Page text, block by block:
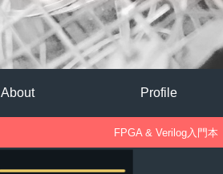
About Profile
FPGA & Verilog入門本